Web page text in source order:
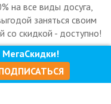
на все виды досуга,
заняться своим
со скидкой - доступно!